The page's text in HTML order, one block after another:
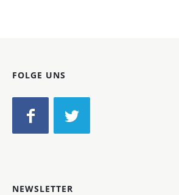
FOLGE UNS
NEWSLETTER